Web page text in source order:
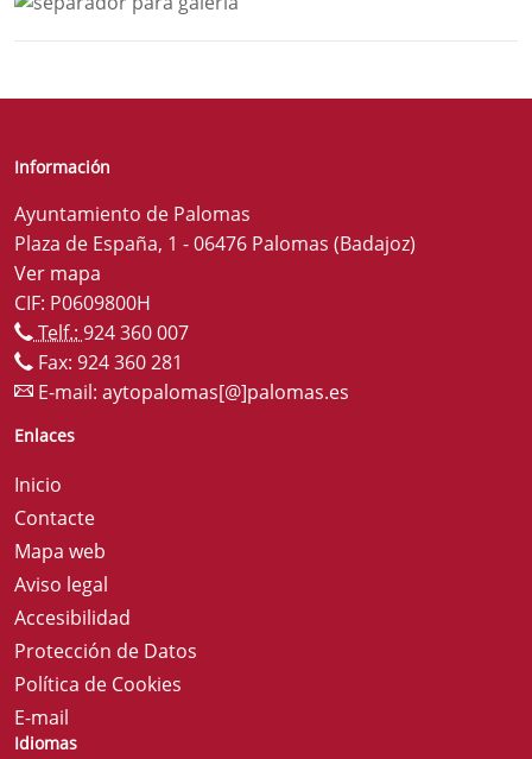
Información
Ayuntamiento de Palomas
Plaza de España, 1 - 06476 Palomas (Badajoz)
Ver mapa
CIF: P0609800H
Telf.: 924 360 007
Fax: 924 360 281
E-mail: aytopalomas[@]palomas.es
Enlaces
Inicio
Contacte
Mapa web
Aviso legal
Accesibilidad
Protección de Datos
Política de Cookies
E-mail
Idiomas